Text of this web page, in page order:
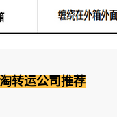
转运公司推荐